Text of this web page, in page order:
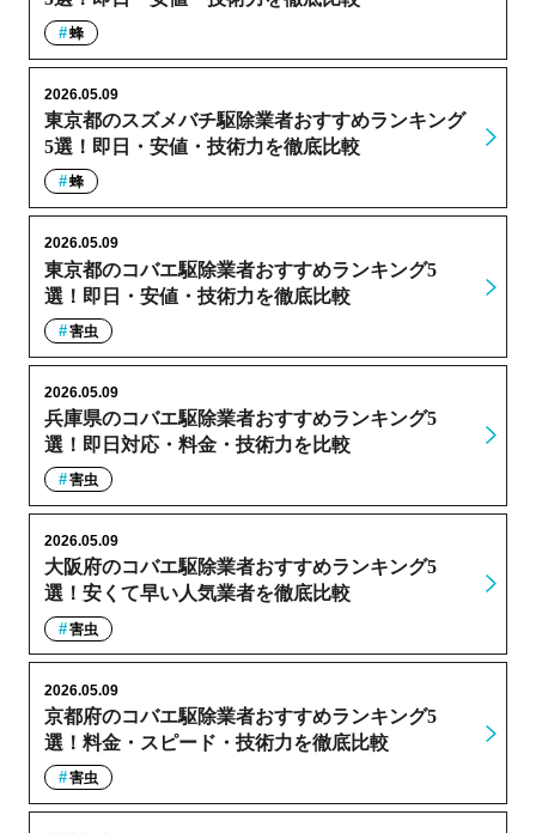
蜂
東京都のスズメバチ駆除業者おすすめランキング
5選！即日・安値・技術力を徹底比較
2026.05.09
蜂
東京都のコバエ駆除業者おすすめランキング5
選！即日・安値・技術力を徹底比較
2026.05.09
害虫
兵庫県のコバエ駆除業者おすすめランキング5
選！即日対応・料金・技術力を比較
2026.05.09
害虫
大阪府のコバエ駆除業者おすすめランキング5
選！安くて早い人気業者を徹底比較
2026.05.09
害虫
京都府のコバエ駆除業者おすすめランキング5
選！料金・スピード・技術力を徹底比較
2026.05.09
害虫